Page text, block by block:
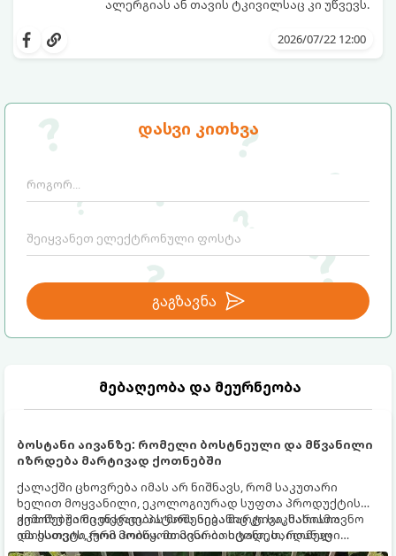
დასვი კითხვა
გაგზავნა
მებაღეობა და მეურნეობა
ბოსტანი აივანზე: რომელი ბოსტნეული და მწვანილი
იზრდება მარტივად ქოთნებში
ქალაქში ცხოვრება იმას არ ნიშნავს, რომ საკუთარი
ხელით მოყვანილი, ეკოლოგიურად სუფთა პროდუქტის
გემოზე უარი თქვათ. პატარა აივანიც კი საკმარისია
იმისათვის, რომ მოიწყოთ მინი-ბოსტანი, საიდანაც
ყოველდღიურად ახალ, არომატულ მწვანილსა და
ქოთნებში მცენარეების მოშენება მარტივი, სასიამოვნო
და ესთეტიკური ჰობია. მთავარია იცოდეთ, რომელი
კულტურები ეგუებიან ქოთნის პირობებს ყველაზე კარგად
ალერგიას ან თავის ტკივილსაც კი უწვევს.
სიგრილისა“ და სიახლის ეფექტის მიღწევა
ინგრედიენტი დაგჭირდებათ, რომლებიც
2026/07/22 12:00